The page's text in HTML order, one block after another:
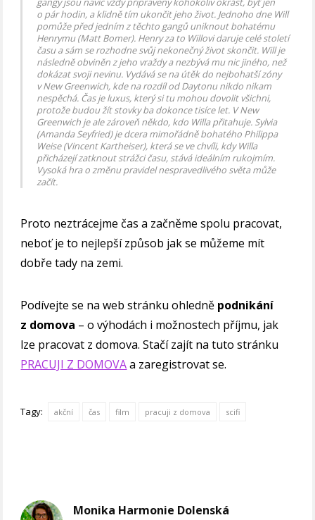
o pár hodin, a klidně tím ukončit jeho život. Jednoho dne Will
pomůže před jedním z těchto gangů uniknout bohatému
Henrymu (Matt Bomer). Henry za to Willovi daruje celé století
času a sám se rozhodne svůj nekonečný život skončit. Will je
následně obviněn z jeho vraždy a nezbývá mu nic jiného, než
dokázat svoji nevinu. Vydává se na útěk do nejbohatší zóny
v New Greenwich, kde na rozdíl od Daytonu nikdo nikam
nespěchá. Čas je luxus, který si tu mohou dovolit všichni,
protože budou žít stovky ba dokonce tisíce let. V New
Greenwich je ale zároveň někdo, kdo Willa přitahuje. Sylvia
(Amanda Seyfried) je dcera mimořádně bohatého Philippa
Weise (Vincent Kartheiser), která se ve chvíli, kdy Willa
přicházejí zatknout strážci času, stává ideálním rukojmím.
Vysoká hra o změnu pravidel nespravedlivého světa může
začít.
Proto neztrácejme čas a začněme spolu pracovat,
neboť je to nejlepší způsob jak se můžeme mít
dobře tady na zemi.
Podívejte se na web stránku ohledně podnikání
z domova – o výhodách i možnostech příjmu, jak
lze pracovat z domova. Stačí zajít na tuto stránku
PRACUJI Z DOMOVAa zaregistrovat se.
Tagy: akční čas film pracuji z domova scifi
Monika Harmonie Dolenská